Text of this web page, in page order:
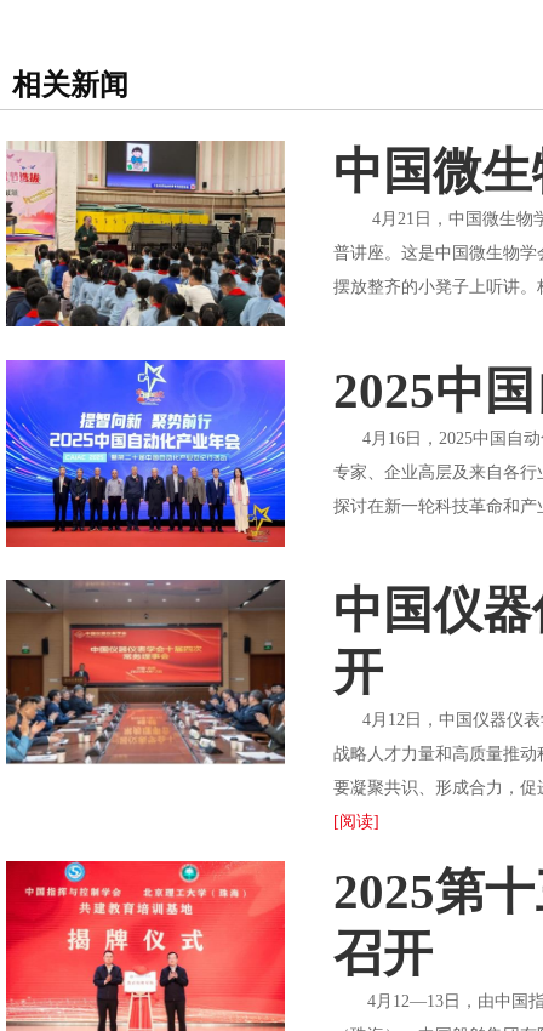
相关新闻
中国微
4月21日，中国微生物学
普讲座。这是中国微生物
摆放整齐的小凳子上听讲
2025中
4月16日，2025中国自动
专家、企业高层及来自各
探讨在新一轮科技革命和
中国仪
开
4月12日，中国仪器仪表
战略人才力量和高质量推
要凝聚共识、形成合力，
[阅读]
2025第
召开
4月12—13日，由中国指